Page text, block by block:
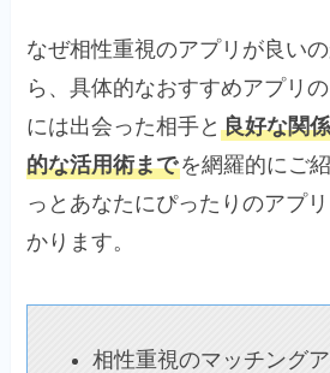
なぜ相性重視のアプリが良い
ら、具体的なおすすめアプリ
には出会った相手と良好な関
的な活用術までを網羅的にご
っとあなたにぴったりのアプ
かります。
相性重視のマッチング